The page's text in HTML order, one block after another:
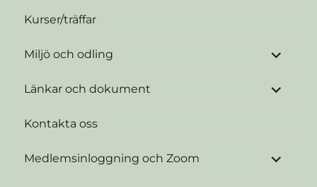
Kurser/träffar
Miljö och odling
Länkar och dokument
Kontakta oss
Medlemsinloggning och Zoom